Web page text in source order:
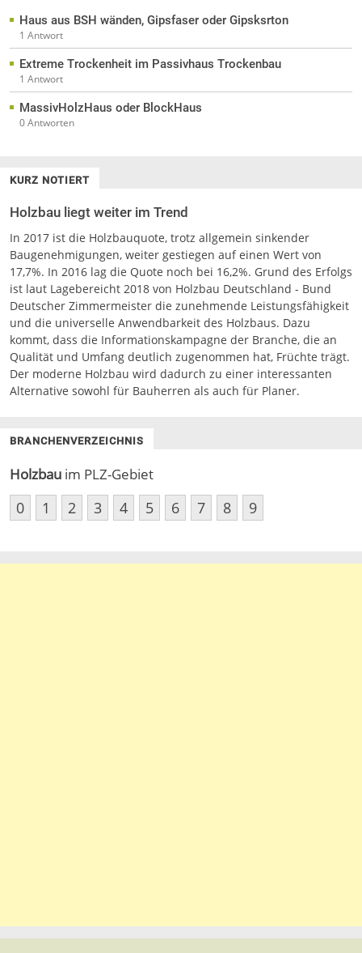
Haus aus BSH wänden, Gipsfaser oder Gipsksrton
1 Antwort
Extreme Trockenheit im Passivhaus Trockenbau
1 Antwort
MassivHolzHaus oder BlockHaus
0 Antworten
KURZ NOTIERT
Holzbau liegt weiter im Trend
In 2017 ist die Holzbauquote, trotz allgemein sinkender
Baugenehmigungen, weiter gestiegen auf einen Wert von
17,7%. In 2016 lag die Quote noch bei 16,2%. Grund des Erfolgs
ist laut Lagebereicht 2018 von Holzbau Deutschland - Bund
Deutscher Zimmermeister die zunehmende Leistungsfähigkeit
und die universelle Anwendbarkeit des Holzbaus. Dazu
kommt, dass die Informationskampagne der Branche, die an
Qualität und Umfang deutlich zugenommen hat, Früchte trägt.
Der moderne Holzbau wird dadurch zu einer interessanten
Alternative sowohl für Bauherren als auch für Planer.
BRANCHENVERZEICHNIS
Holzbau im PLZ-Gebiet
0 1 2 3 4 5 6 7 8 9